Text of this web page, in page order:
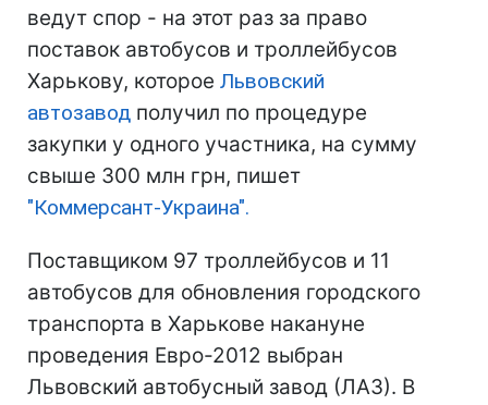
ведут спор - на этот раз за право
поставок автобусов и троллейбусов
Харькову, которое Львовский
автозавод получил по процедуре
закупки у одного участника, на сумму
свыше 300 млн грн, пишет
"Коммерсант-Украина".
Поставщиком 97 троллейбусов и 11
автобусов для обновления городского
транспорта в Харькове накануне
проведения Евро-2012 выбран
Львовский автобусный завод (ЛАЗ). В